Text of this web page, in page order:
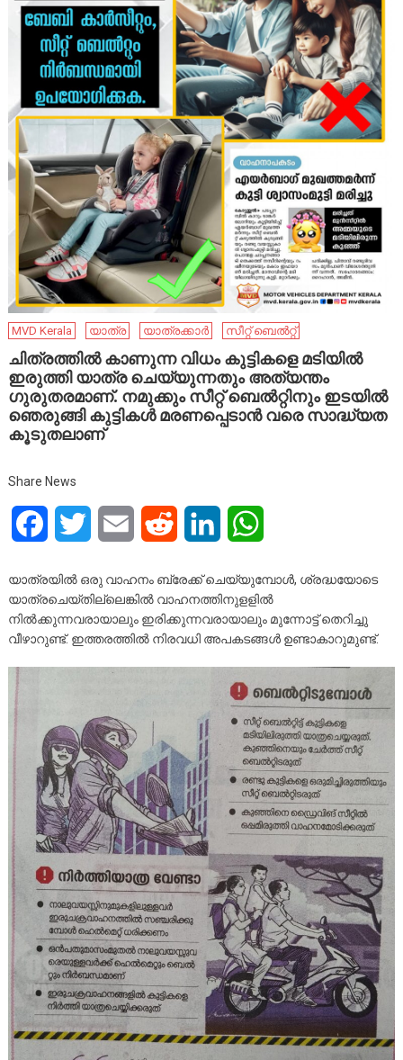
MVD Kerala യാത്ര യാത്രക്കാർ സീറ്റ് ബെൽറ്റ്
ചിത്രത്തിൽ കാണുന്ന വിധം കുട്ടികളെ മടിയിൽ
ഇരുത്തി യാത്ര ചെയ്യുന്നതും അത്യന്തം
ഗുരുതരമാണ്. നമുക്കും സീറ്റ് ബെൽറ്റിനും ഇടയിൽ
ഞെരുങ്ങി കുട്ടികൾ മരണപ്പെടാൻ വരെ സാദ്ധ്യത
കൂടുതലാണ്
Share News
FacebookTwitter Email Reddit LinkedIn
യാത്രയിൽ ഒരു വാഹനം ബ്രേക്ക് ചെയ്യുമ്പോൾ, ശ്രദ്ധയോടെ
യാത്രചെയ്തില്ലെങ്കിൽ വാഹനത്തിനുളളിൽ
നിൽക്കുന്നവരായാലും ഇരിക്കുന്നവരായാലും മുന്നോട്ട് തെറിച്ചു
വീഴാറുണ്ട്. ഇത്തരത്തിൽ നിരവധി അപകടങ്ങൾ ഉണ്ടാകാറുമുണ്ട്.